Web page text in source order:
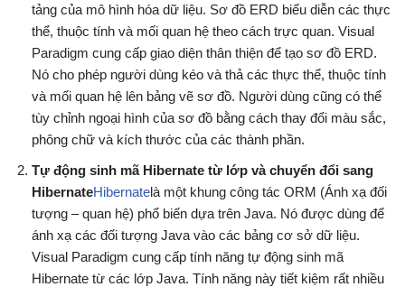
tảng của mô hình hóa dữ liệu. Sơ đồ ERD biểu diễn các thực
thể, thuộc tính và mối quan hệ theo cách trực quan. Visual
Paradigm cung cấp giao diện thân thiện để tạo sơ đồ ERD.
Nó cho phép người dùng kéo và thả các thực thể, thuộc tính
và mối quan hệ lên bảng vẽ sơ đồ. Người dùng cũng có thể
tùy chỉnh ngoại hình của sơ đồ bằng cách thay đổi màu sắc,
phông chữ và kích thước của các thành phần.
Tự động sinh mã Hibernate từ lớp và chuyển đổi sang
HibernateHibernatelà một khung công tác ORM (Ánh xạ đối
tượng – quan hệ) phổ biến dựa trên Java. Nó được dùng để
ánh xạ các đối tượng Java vào các bảng cơ sở dữ liệu.
Visual Paradigm cung cấp tính năng tự động sinh mã
Hibernate từ các lớp Java. Tính năng này tiết kiệm rất nhiều